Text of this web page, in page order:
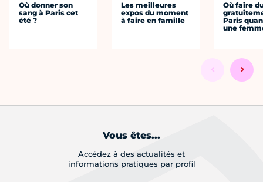
Où donner son
sang à Paris cet
été ?
Les meilleures
expos du moment
à faire en famille
Où faire
Paris
une
Vous êtes...
Accédez à des actualités et
informations pratiques par profil